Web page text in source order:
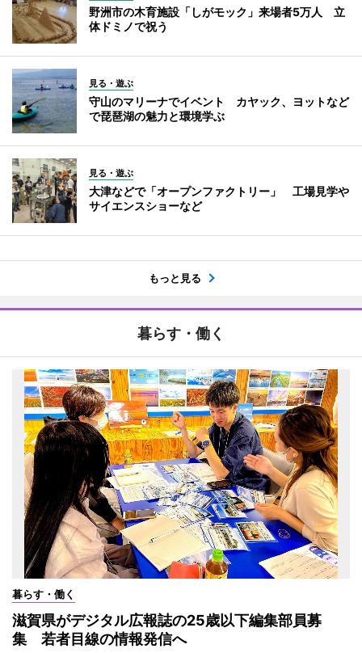
野洲市の木育施設「しがモック」来場者5万人 立
体ドミノで祝う
見る・遊ぶ
守山のマリーナでイベント カヤック、ヨットなど
で琵琶湖の魅力と環境学ぶ
見る・遊ぶ
大津などで「オープンファクトリー」 工場見学や
サイエンスショーなど
もっと見る
暮らす・働く
暮らす・働く
滋賀県がデジタル広報誌の25歳以下編集部員募
集 若者目線の情報発信へ